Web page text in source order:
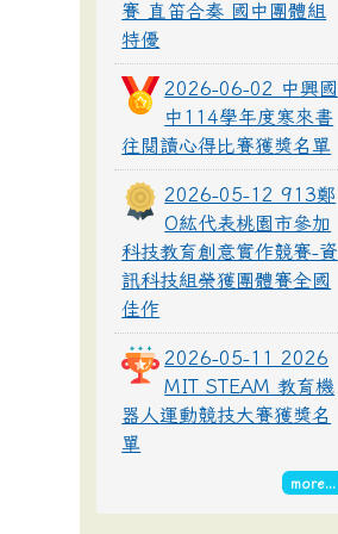
賽 直笛合奏 國中團體組
特優
2026-06-02 中興國
中114學年度寒來書
往閱讀心得比賽獲獎名單
2026-05-12 913鄭
O紘代表桃園市參加
科技教育創意實作競賽-資
訊科技組榮獲團體賽全國
佳作
2026-05-11 2026
MIT STEAM 教育機
器人運動競技大賽獲獎名
單
more...